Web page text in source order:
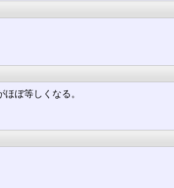
ぼ等しくなる。